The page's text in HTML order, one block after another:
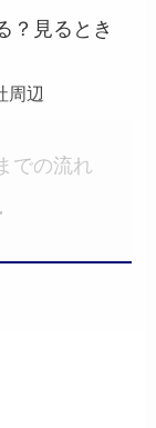
？見るとき
周辺
での流れ